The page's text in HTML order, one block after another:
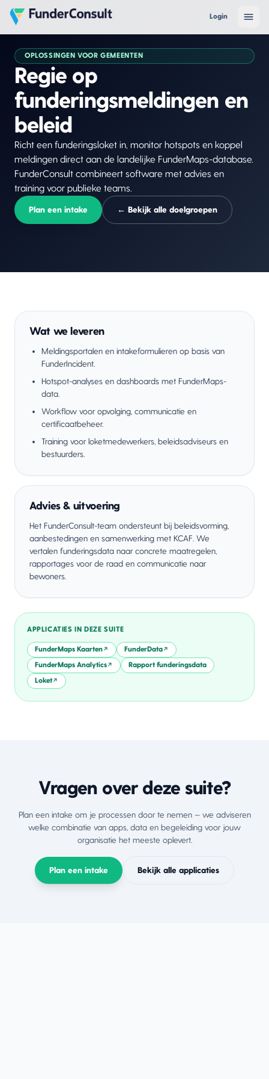
Login
OPLOSSINGEN VOORGEMEENTEN
Regie op
funderingsmeldingen en
beleid
Richt een funderingsloket in, monitor hotspots en koppel
meldingen direct aan de landelijke FunderMaps-database.
FunderConsult combineert software met advies en
training voor publieke teams.
Plan een intake ← Bekijk alle doelgroepen
Wat we leveren
Meldingsportalen en intakeformulieren op basis van
FunderIncident.
Hotspot-analyses en dashboards met FunderMaps-
data.
Workflow voor opvolging, communicatie en
certificaatbeheer.
Training voor loketmedewerkers, beleidsadviseurs en
bestuurders.
Advies & uitvoering
Het FunderConsult-team ondersteunt bij beleidsvorming,
aanbestedingen en samenwerking met KCAF. We
vertalen funderingsdata naar concrete maatregelen,
rapportages voor de raad en communicatie naar
bewoners.
APPLICATIES IN DEZE SUITE
FunderMaps Kaarten↗ FunderData↗
FunderMaps Analytics↗
Rapport funderingsdata
Loket↗
Vragen over deze suite?
Plan een intake om je processen door te nemen — we adviseren
welke combinatie van apps, data en begeleiding voor jouw
organisatie het meeste oplevert.
Plan een intake Bekijk alle applicaties